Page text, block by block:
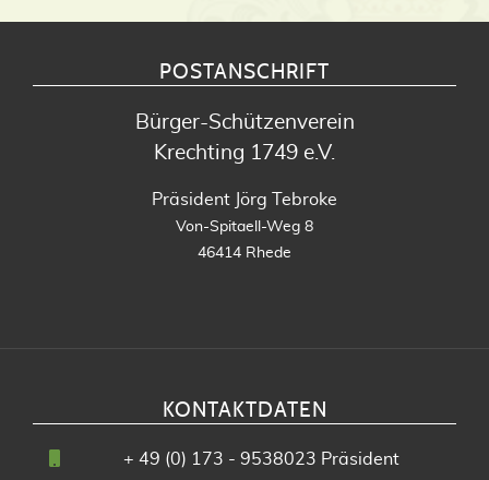
POSTANSCHRIFT
Bürger-Schützenverein
Krechting 1749 e.V.
Präsident Jörg Tebroke
Von-Spitaell-Weg 8
46414 Rhede
KONTAKTDATEN
+ 49 (0) 173 - 9538023 Präsident